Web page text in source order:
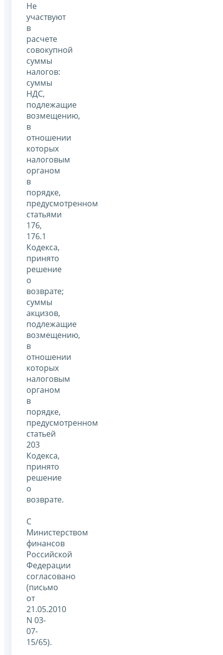
Не
участвуют
в
расчете
совокупной
суммы
налогов:
суммы
НДС,
подлежащие
возмещению,
в
отношении
которых
налоговым
органом
в
порядке,
предусмотренном
статьями
176,
176.1
Кодекса,
принято
решение
о
возврате;
суммы
акцизов,
подлежащие
возмещению,
в
отношении
которых
налоговым
органом
в
порядке,
предусмотренном
статьей
203
Кодекса,
принято
решение
о
возврате.
С
Министерством
финансов
Российской
Федерации
согласовано
(письмо
от
21.05.2010
N 03-
07-
15/65).